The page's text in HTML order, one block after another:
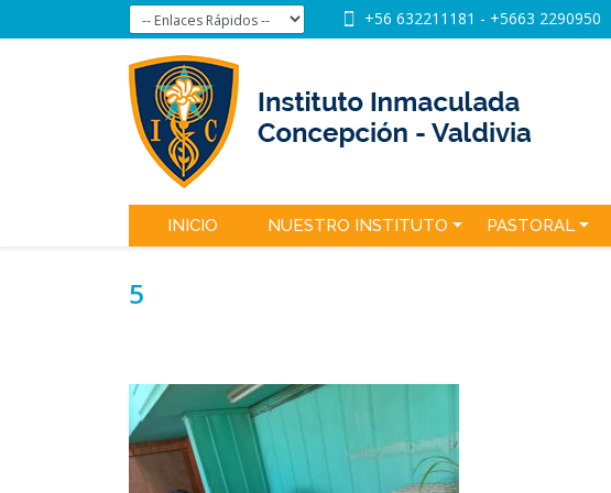
+56 632211181 - +5663 2290950
INICIO NUESTRO INSTITUTO PASTORAL
5